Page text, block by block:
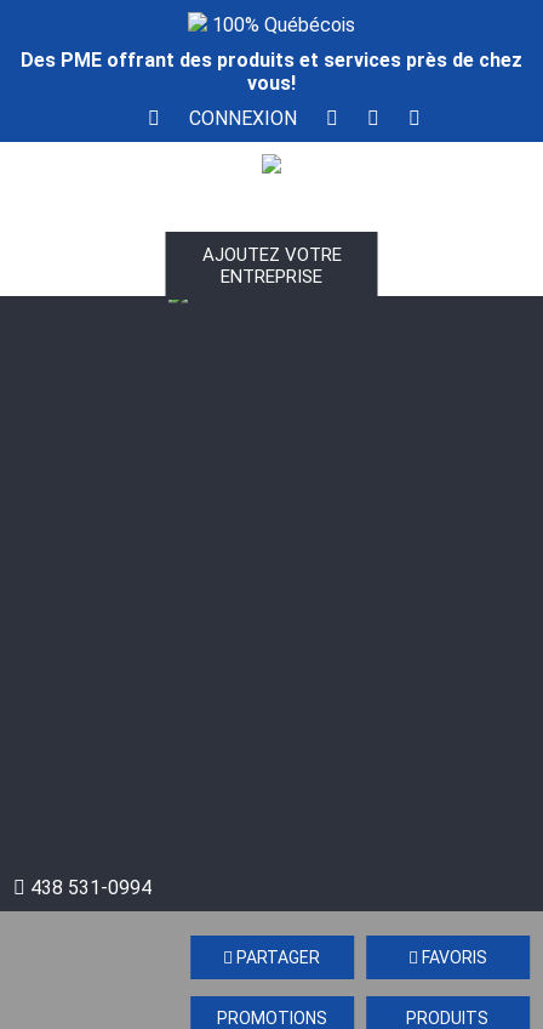
100% Québécois
Des PME offrant des produits et services près de chez
vous!
CONNEXION
AJOUTEZ VOTRE
ENTREPRISE
438 531-0994
FAVORIS
PARTAGER
PRODUITS
PROMOTIONS